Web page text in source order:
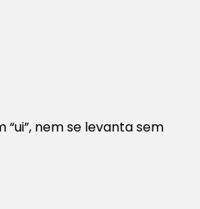
nem se levanta sem